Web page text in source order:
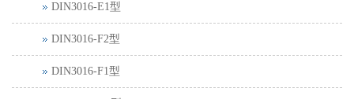
DIN3016-E1型
DIN3016-F2型
DIN3016-F1型